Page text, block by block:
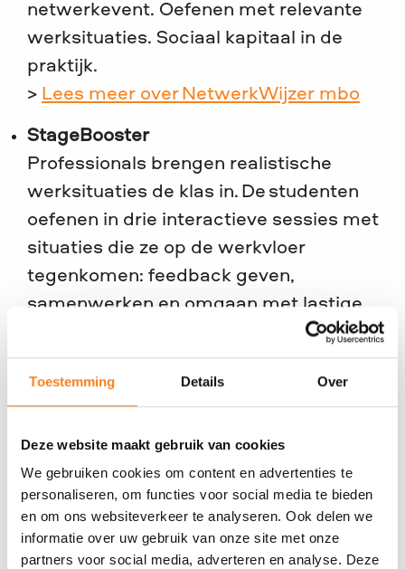
Toestemming Details Over
Deze website maakt gebruik van cookies
We gebruiken cookies om content en advertenties te
personaliseren, om functies voor social media te bieden
en om ons websiteverkeer te analyseren. Ook delen we
informatie over uw gebruik van onze site met onze
partners voor social media, adverteren en analyse. Deze
netwerkevent. Oefenen met relevante
werksituaties. Sociaal kapitaal in de
praktijk.
> Lees meer over NetwerkWijzer mbo
StageBooster
Professionals brengen realistische
werksituaties de klas in. De studenten
oefenen in drie interactieve sessies met
situaties die ze op de werkvloer
tegenkomen: feedback geven,
samenwerken en omgaan met lastige
>Lees meer over StageBooster
Daarnaast zijn er pilotprojecten: Carrière
Beroepsperspectief, waarin studenten
extra begeleiding krijgen richting werk (of
een vervolgopleiding).
Bekijk al onze projecten voor mbo-